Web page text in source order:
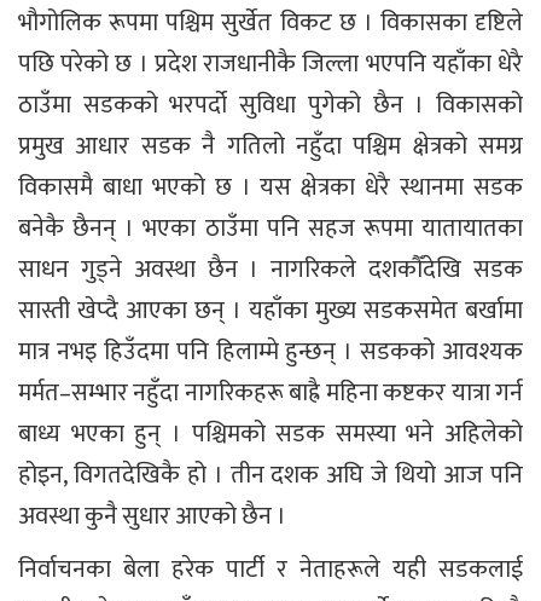
भौगोलिक रूपमा पश्चिम सुर्खेत विकट छ । विकासका दृष्टिले
पछि परेको छ । प्रदेश राजधानीकै जिल्ला भएपनि यहाँका धेरै
ठाउँमा सडकको भरपर्दो सुविधा पुगेको छैन । विकासको
प्रमुख आधार सडक नै गतिलो नहुँदा पश्चिम क्षेत्रको समग्र
विकासमै बाधा भएको छ । यस क्षेत्रका धेरै स्थानमा सडक
बनेकै छैनन् । भएका ठाउँमा पनि सहज रूपमा यातायातका
साधन गुड्ने अवस्था छैन । नागरिकले दशकौँदेखि सडक
सास्ती खेप्दै आएका छन् । यहाँका मुख्य सडकसमेत बर्खामा
मात्र नभइ हिउँदमा पनि हिलाम्मे हुन्छन् । सडकको आवश्यक
मर्मत–सम्भार नहुँदा नागरिकहरू बाह्रै महिना कष्टकर यात्रा गर्न
बाध्य भएका हुन् । पश्चिमको सडक समस्या भने अहिलेको
होइन, विगतदेखिकै हो । तीन दशक अघि जे थियो आज पनि
अवस्था कुनै सुधार आएको छैन ।
निर्वाचनका बेला हरेक पार्टी र नेताहरूले यही सडकलाई